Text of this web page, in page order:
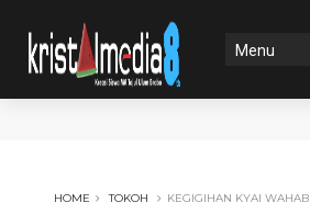
HOME TOKOH KEGIGIHAN KYAI WAHAB